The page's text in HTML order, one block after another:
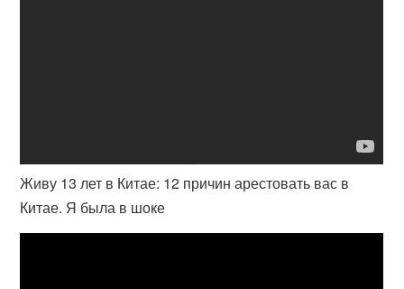
Живу 13 лет в Китае: 12 причин арестовать вас в
Китае. Я была в шоке